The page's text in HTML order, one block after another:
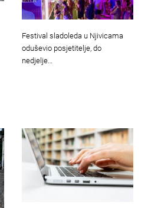
Festival sladoleda u Njivicama
oduševio posjetitelje, do
nedjelje…